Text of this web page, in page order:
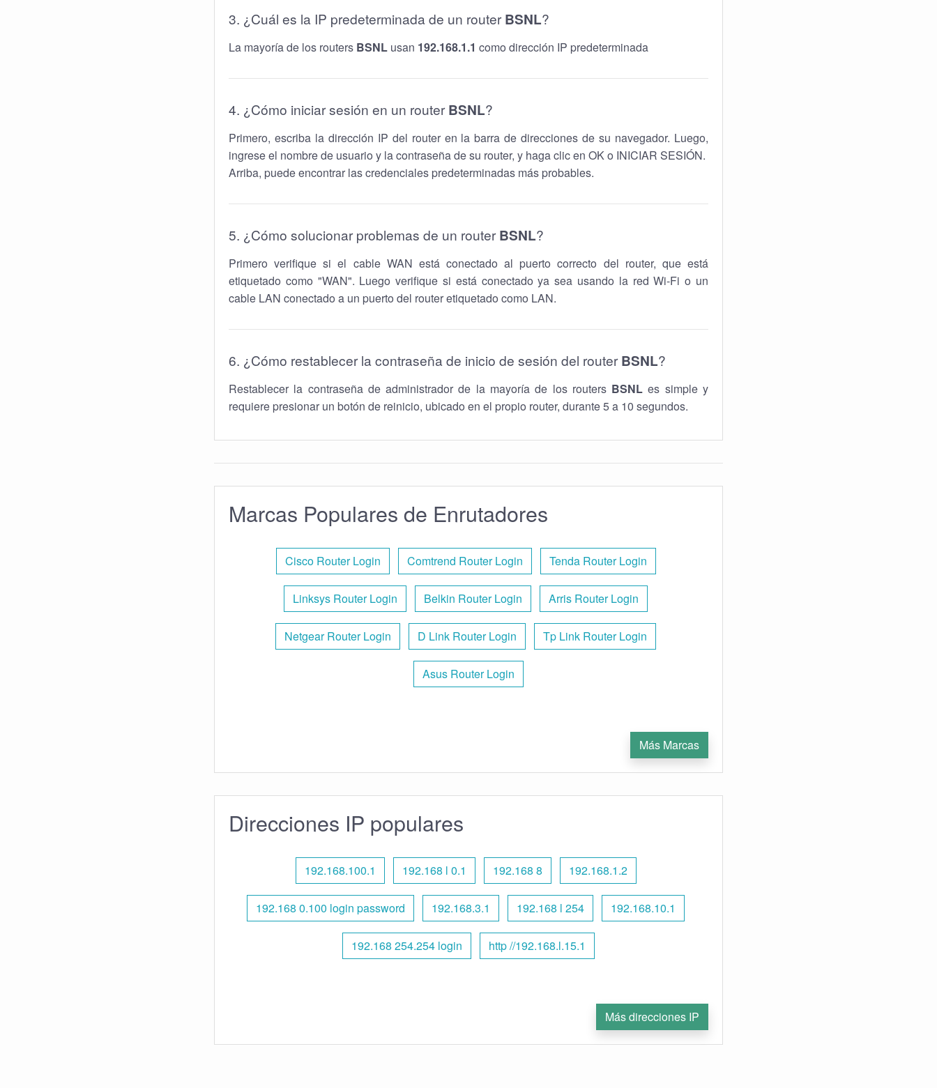
3. ¿Cuál es la IP predeterminada de un routerBSNL?
La mayoría de los routers BSNL usan 192.168.1.1 como dirección IP predeterminada
4. ¿Cómo iniciar sesión en un routerBSNL?
Primero, escriba la dirección IP del router en la barra de direcciones de su navegador. Luego,
ingrese el nombre de usuario y la contraseña de su router, y haga clic en OK o INICIAR SESIÓN.
Arriba, puede encontrar las credenciales predeterminadas más probables.
5. ¿Cómo solucionar problemas de un routerBSNL?
Primero verifique si el cable WAN está conectado al puerto correcto del router, que está
etiquetado como "WAN". Luego verifique si está conectado ya sea usando la red Wi-Fi o un
cable LAN conectado a un puerto del router etiquetado como LAN.
6. ¿Cómo restablecer la contraseña de inicio de sesión del routerBSNL?
Restablecer la contraseña de administrador de la mayoría de los routers BSNL es simple y
requiere presionar un botón de reinicio, ubicado en el propio router, durante 5 a 10 segundos.
Marcas Populares de Enrutadores
Cisco Router Login Comtrend Router Login Tenda Router Login
Linksys Router Login Belkin Router Login Arris Router Login
Netgear Router Login D Link Router Login Tp Link Router Login
Asus Router Login
Más Marcas
Direcciones IP populares
192.168.100.1 192.168 l 0.1 192.168 8 192.168.1.2
192.168 0.100 login password 192.168.3.1 192.168 l 254 192.168.10.1
192.168 254.254 login http //192.168.l.15.1
Más direcciones IP